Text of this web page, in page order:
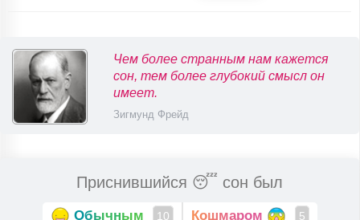
Чем более странным нам кажется
сон, тем более глубокий смысл он
имеет.
Зигмунд Фрейд
Приснившийся 😴 сон был
Обычным 10 Кошмаром 5